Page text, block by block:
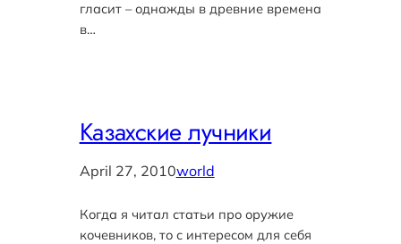
гласит – однажды в древние времена
в…
Казахские лучники
April 27, 2010world
Когда я читал статьи про оружие
кочевников, то с интересом для себя